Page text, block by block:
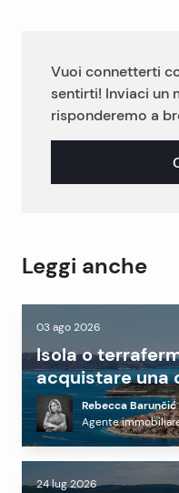
Vuoi connetterti
sentirti! Inviaci un
risponderemo a
Leggi anche
03 ago 2026
Isola o
acquistare una
Dalmazia?Rebecca Barunčić
Agente
24 lug 2026